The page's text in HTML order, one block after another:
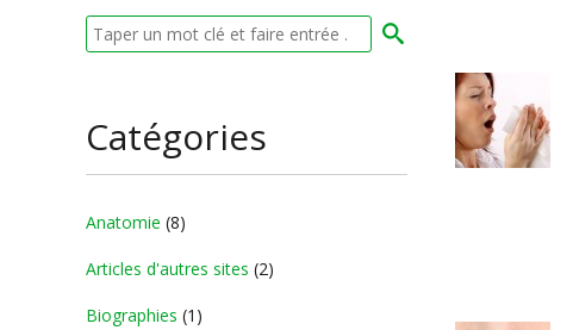
Catégories
Anatomie (8)
Articles d'autres sites (2)
Biographies (1)